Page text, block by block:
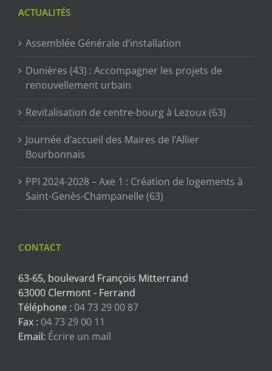
ACTUALITÉS
Assemblée Générale d’installation
Dunières (43) : Accompagner les projets de
renouvellement urbain
Revitalisation de centre-bourg à Lezoux (63)
Journée d’accueil des Maires de l’Allier
Bourbonnais
PPI 2024-2028 – Axe 1 : Création de logements à
Saint-Genès-Champanelle (63)
CONTACT
63-65, boulevard François Mitterrand
63000 Clermont - Ferrand
Téléphone : 04 73 29 00 87
Fax : 04 73 29 00 11
Email: Écrire un mail